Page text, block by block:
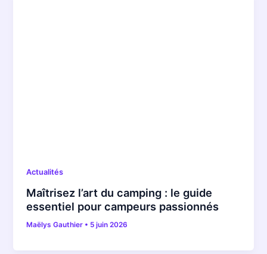
Actualités
Maîtrisez l’art du camping : le guide
essentiel pour campeurs passionnés
Maëlys Gauthier • 5 juin 2026